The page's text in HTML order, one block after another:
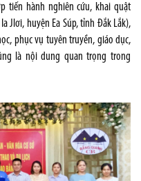
tiến hành nghiên cứu, khai quật
Jlơi, huyện Ea Súp, tỉnh Đắk Lắk),
phục vụ tuyên truyền, giáo dục,
là nội dung quan trọng trong